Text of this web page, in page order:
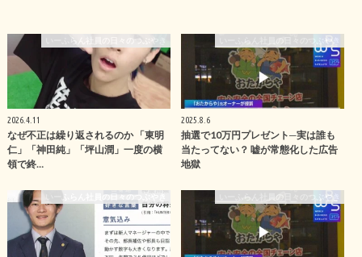
いーふらん社員の日々のつぶやき
2026.4.11
なぜ不正は繰り返されるのか 「東明
仁」「神田純」「坪山潤」一度の横
領で終…
いーふらん社員の日々のつぶやき
2025.8.6
抽選で10万円プレゼント─実は誰も
当たってない？ 嘘が常態化した広告
地獄
いーふらん社員の日々のつぶやき いーふらん社員の日々のつぶやき